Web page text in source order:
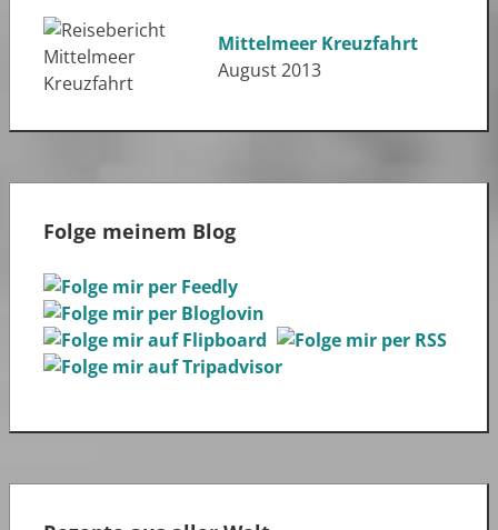
Mittelmeer Kreuzfahrt
August 2013
Folge meinem Blog